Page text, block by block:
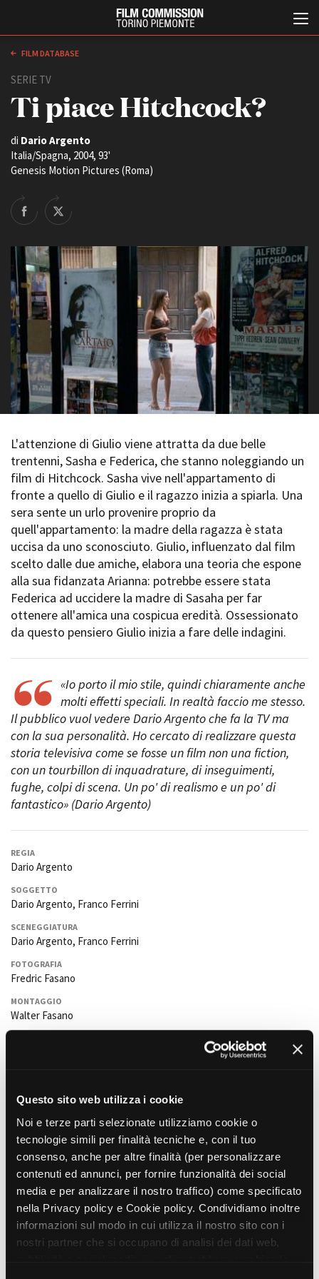
Questo sito web utilizza i cookie
Noi e terze parti selezionate utilizziamo cookie o
tecnologie simili per finalità tecniche e, con il tuo
consenso, anche per altre finalità (per personalizzare
contenuti ed annunci, per fornire funzionalità dei social
media e per analizzare il nostro traffico) come specificato
nella Privacy policy e Cookie policy. Condividiamo inoltre
informazioni sul modo in cui utilizza il nostro sito con i
nostri partner che si occupano di analisi dei dati web,
Chi siamo
Storia della Fondazione
Contatti
La sede
Partner
Rete regionale
Bilancio sociale
Amministrazione
trasparente
Bandi e gare
Sostenibilità ambientale
SERVIZI
Servizi generali
Location scouting
Spazi nella sede FCTP
Sala Casting
Sala Paolo Tenna
FILM FUNDS
Piemonte Film Tv Fund
Piemonte Film Tv
Development Fund
Piemonte Doc Film Fund
PRODUCTION GUIDE
Società di produzione
Strutture di servizio
Professionisti
Attrici-Attori
Beginners
LOCATION GUIDE
BOOK DATABASE
NEWS
CASTING
Anteprime in Piemonte
TFI Torino Film Industry -
Production Days
Avenue Cove - Erasmus +
Guarda che storia!
La Grazia - Immagini e
location della Torino di Paolo
Sorrentino
Open Day
Ciak in TOur!
AWARDS
International Film Festival
Rotterdam
Berlinale Internationalen
Filmfestspiele Berlin
Festival de Cannes
Biografilm Festival - Bio to B
Industry Days
Locarno Film Festival
Mostra Internazionale d’Arte
Cinematografica Venezia
Toronto International Film
Festival
Festa del Cinema di Roma
Torino Film Festival
Nastri d’Argento
Premio Solinas
STRUMENTI
Location - Accedi al tuo
profilo
Location - Nuovo utente
Amministrazione trasparente
Credits
FILM DATABASE
SERIE TV
Ti piace Hitchcock?
di Dario Argento
Italia/Spagna, 2004, 93'
Genesis Motion Pictures (Roma)
L'attenzione di Giulio viene attratta da due belle
trentenni, Sasha e Federica, che stanno noleggiando un
film di Hitchcock. Sasha vive nell'appartamento di
fronte a quello di Giulio e il ragazzo inizia a spiarla. Una
sera sente un urlo provenire proprio da
quell'appartamento: la madre della ragazza è stata
uccisa da uno sconosciuto. Giulio, influenzato dal film
scelto dalle due amiche, elabora una teoria che espone
alla sua fidanzata Arianna: potrebbe essere stata
Federica ad uccidere la madre di Sasaha per far
ottenere all'amica una cospicua eredità. Ossessionato
da questo pensiero Giulio inizia a fare delle indagini.
«Io porto il mio stile, quindi chiaramente anche
molti effetti speciali. In realtà faccio me stesso.
Il pubblico vuol vedere Dario Argento che fa la TV ma
con la sua personalità. Ho cercato di realizzare questa
storia televisiva come se fosse un film non una fiction,
con un tourbillon di inquadrature, di inseguimenti,
fughe, colpi di scena. Un po' di realismo e un po' di
fantastico» (Dario Argento)
REGIA
Dario Argento
SOGGETTO
Dario Argento, Franco Ferrini
SCENEGGIATURA
Dario Argento, Franco Ferrini
FOTOGRAFIA
Fredric Fasano
MONTAGGIO
Walter Fasano
Pino Donaggio
Mirko Guerra
OPERATORE
Gianluca Fava (assistente operatore)
EFFETTI SPECIALI
David Bracci, Gastone Callori, Marco Moneta, Barbara Morosetti,
Silvano Scasseddu, Franco Simeone, Sergio Stivaletti,